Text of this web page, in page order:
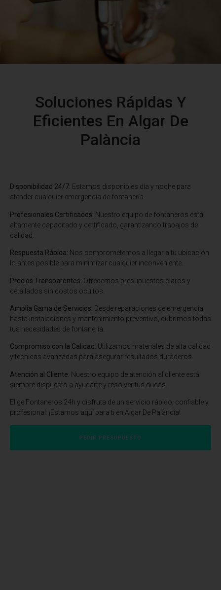
Soluciones Rápidas Y
Eficientes En Algar De
Palància
Disponibilidad 24/7: Estamos disponibles día y noche para
atender cualquier emergencia de fontanería.
Profesionales Certificados: Nuestro equipo de fontaneros está
altamente capacitado y certificado, garantizando trabajos de
calidad.
Respuesta Rápida: Nos comprometemos a llegar a tu ubicación
lo antes posible para minimizar cualquier inconveniente.
Precios Transparentes: Ofrecemos presupuestos claros y
detallados sin costos ocultos.
Amplia Gama de Servicios: Desde reparaciones de emergencia
hasta instalaciones y mantenimiento preventivo, cubrimos todas
tus necesidades de fontanería.
Compromiso con la Calidad: Utilizamos materiales de alta calidad
y técnicas avanzadas para asegurar resultados duraderos.
Atención al Cliente: Nuestro equipo de atención al cliente está
siempre dispuesto a ayudarte y resolver tus dudas.
Elige Fontaneros 24h y disfruta de un servicio rápido, confiable y
profesional. ¡Estamos aquí para ti en Algar De Palància!
PEDIR PRESUPUESTO